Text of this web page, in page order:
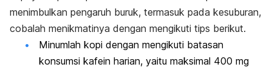
menimbulkan pengaruh buruk, termasuk pada kesuburan,
cobalah menikmatinya dengan mengikuti tips berikut.
Minumlah kopi dengan mengikuti batasan
konsumsi kafein harian, yaitu maksimal 400 mg